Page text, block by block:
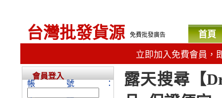
台灣批發貨源 免費批發廣告 首頁
立即加入免費會員，
露天搜尋【
會員登入
帳號：